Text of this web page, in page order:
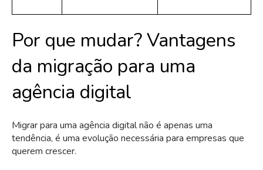
Por que mudar? Vantagens
da migração para uma
agência digital
Migrar para uma agência digital não é apenas uma
tendência, é uma evolução necessária para empresas que
querem crescer.